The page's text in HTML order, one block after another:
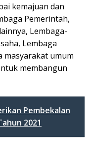
kemajuan dan
Pemerintah,
Lembaga-
Lembaga
masyarakat umum
membangun
Pembekalan
2021